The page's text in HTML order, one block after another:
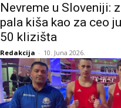
Nevreme u Sloveniji:
pala kiša kao za ceo
50 klizišta
Redakcija - 10. Juna 2026.